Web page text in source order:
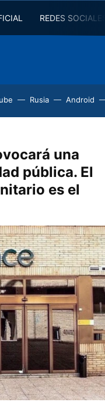
REDES
Rusia Android
una
pública. El
es el